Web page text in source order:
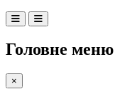
Головне меню
×